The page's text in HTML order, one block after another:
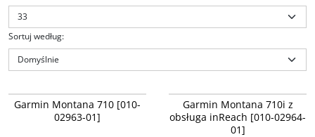
Sortuj według:
NOWOŚĆ BESTSELLER
Garmin Montana 710 [010-02963-
01]
Garmin Montana 710 [010-
02963-01]
NOWOŚĆ BESTSELLER
Garmin Montana 710i z obsługa
inReach [010-02964-01]
Garmin Montana 710i z
obsługa inReach [010-02964-
01]